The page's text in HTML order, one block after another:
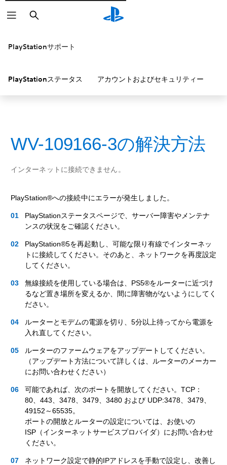
検
索
PlayStationサポート
PlayStationステータス アカウントおよびセキュリティー
WV-109166-3の解決方法
インターネットに接続できません。
PlayStation®への接続中にエラーが発生しました。
PlayStationステータスページで、サーバー障害やメンテナ
ンスの状況をご確認ください。
PlayStation®5を再起動し、可能な限り有線でインターネッ
トに接続してください。そのあと、ネットワークを再度設定
してください。
無線接続を使用している場合は、PS5®をルーターに近づけ
るなど置き場所を変えるか、間に障害物がないようにしてく
ださい。
ルーターとモデムの電源を切り、5分以上待ってから電源を
入れ直してください。
ルーターのファームウェアをアップデートしてください。
（アップデート方法について詳しくは、ルーターのメーカー
にお問い合わせください）
可能であれば、次のポートを開放してください。TCP：
80、443、3478、3479、3480 および UDP:3478、3479、
49152～65535。
ポートの開放とルーターの設定については、お使いの
ISP（インターネットサービスプロバイダ）にお問い合わせ
ください。
ネットワーク設定で静的IPアドレスを手動で設定し、改善し